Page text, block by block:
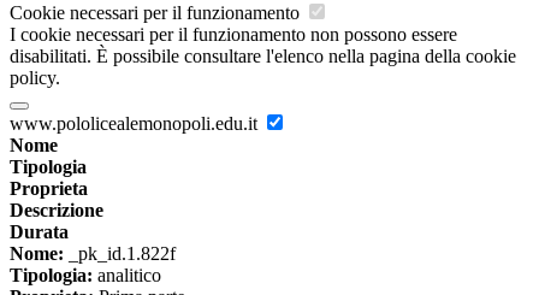
Cookie necessari per il funzionamento
I cookie necessari per il funzionamento non possono essere
disabilitati. È possibile consultare l'elenco nella pagina della cookie
policy.
www.pololicealemonopoli.edu.it
Nome
Tipologia
Proprieta
Descrizione
Durata
Nome: _pk_id.1.822f
Tipologia: analitico